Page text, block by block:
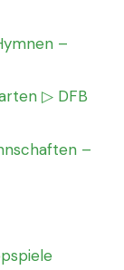
–
▷ DFB
–